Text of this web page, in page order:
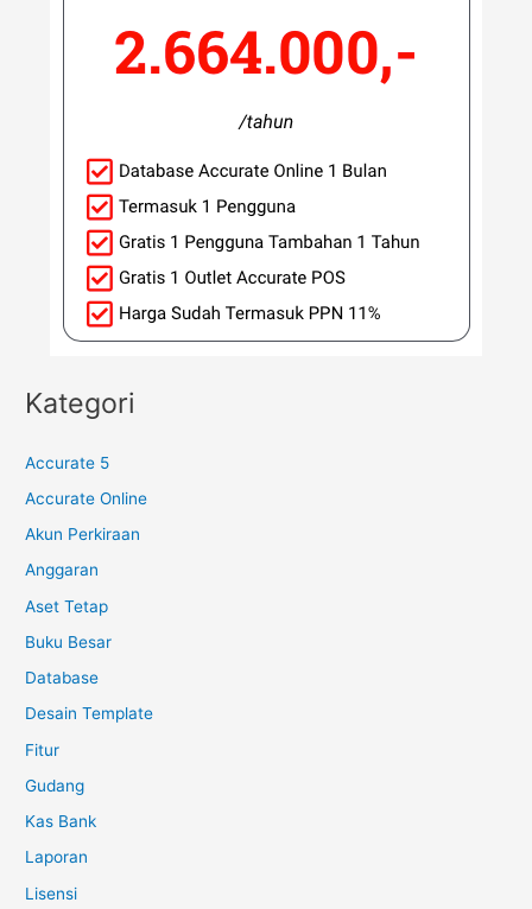
Kategori
Accurate 5
Accurate Online
Akun Perkiraan
Anggaran
Aset Tetap
Buku Besar
Database
Desain Template
Fitur
Gudang
Kas Bank
Laporan
Lisensi